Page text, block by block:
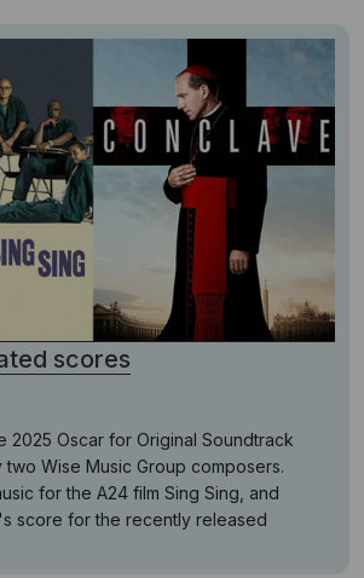
scores
2025 Oscar for Original Soundtrack
Wise Music Group composers.
for the A24 film Sing Sing, and
score for the recently released